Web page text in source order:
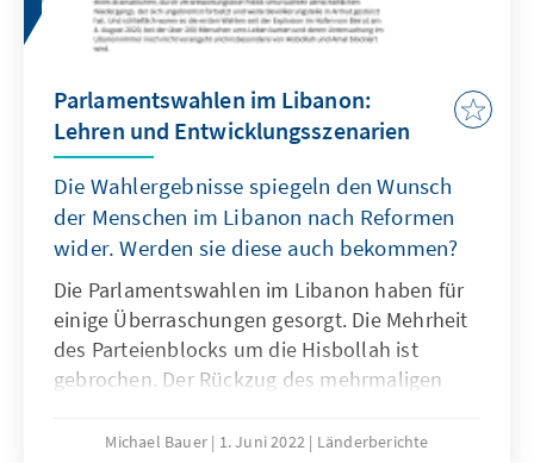
Parlamentswahlen im Libanon:
Lehren und Entwicklungsszenarien
Die Wahlergebnisse spiegeln den Wunsch
der Menschen im Libanon nach Reformen
wider. Werden sie diese auch bekommen?
Die Parlamentswahlen im Libanon haben für
einige Überraschungen gesorgt. Die Mehrheit
des Parteienblocks um die Hisbollah ist
gebrochen. Der Rückzug des mehrmaligen
Movement hat darüber hinaus zu einer
Michael Bauer 1. Juni 2022 Länderberichte